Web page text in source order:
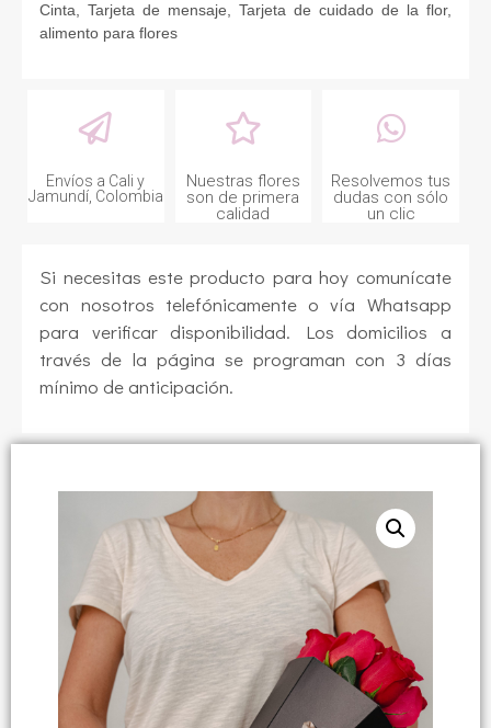
Cinta, Tarjeta de mensaje, Tarjeta de cuidado de la flor,
alimento para flores
Envíos a Cali y
Jamundí, Colombia
Nuestras flores
son de primera
calidad
Resolvemos tus
dudas con sólo
un clic
Si necesitas este producto para hoy comunícate
con nosotros telefónicamente o vía Whatsapp
para verificar disponibilidad. Los domicilios a
través de la página se programan con 3 días
mínimo de anticipación.